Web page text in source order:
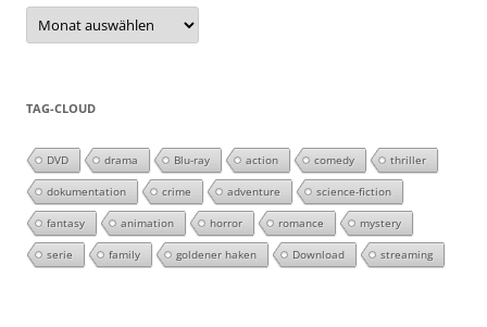
Review-
Archiv
TAG-CLOUD
DVD drama Blu-ray action comedy thriller
dokumentation crime adventure science-fiction
fantasy animation horror romance mystery
serie family goldener haken Download streaming